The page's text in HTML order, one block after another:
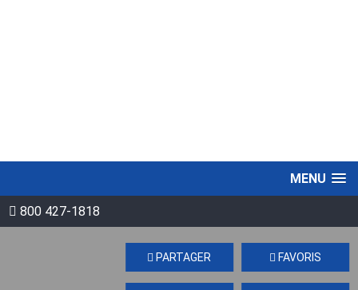
MENU
800 427-1818
FAVORIS
PARTAGER